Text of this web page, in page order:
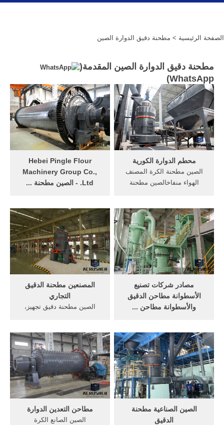
الصفحة الرئيسية > مطحنة دقيق الدوارة الصين
مطحنة دقيق الدوارة الصين المقدمة(
WhatsApp
)
Hebei Pingle Flour
Machinery Group Co.,
Ltd. - الصين مطحنة ...
- Hebei Pingle Flour
Machinery Group Co., Ltd.
على sa.Made-in-China
محطم الدوارة الكورية
الصين مطحنة الكرة المصنف
الهواء منفاخالصين مطحنة
الكرة المصنف الهواء منفاخ
كسارة الفكمطحنة دقيق
الدوارة الصين.
المصنعين مطحنة الدقيق
التجاري
الصين مطحنة دقيق تجهيز،
مطحنة دقيق تجهيز المصنعين
والموردين في قائمة sa.Made-
in-China.
مصادر شركات تصنيع
الأسطوانة مطاحن الدقيق
والأسطوانة مطاحن ...
مطحنة ... أعلى بلدان العرض
أو المناطق هي الصين، وتركيا،
والهند ، والتي توفر 96%، و1%،
و1% من الأسطوانة مطاحن
الدقيق ، على التوالي.منتجات
مطاحن التعدين الدوارة
الصين الصانع الكرة
الصين الصناعية مطحنة
الدقيق